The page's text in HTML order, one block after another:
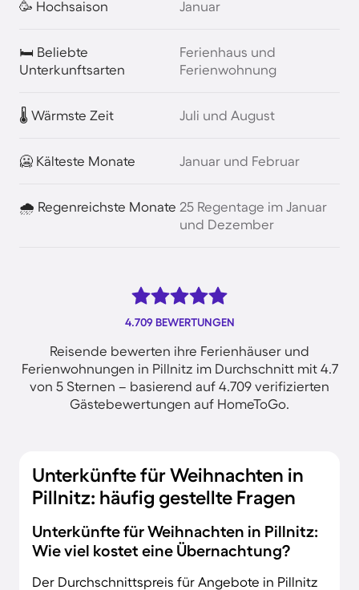
🥳 Hochsaison Januar
🛏️ Beliebte
Unterkunftsarten
Ferienhaus und
Ferienwohnung
🌡️ Wärmste Zeit Juli und August
🥶 Kälteste Monate Januar und Februar
🌧️ Regenreichste Monate 25 Regentage im Januar
und Dezember
4.709 BEWERTUNGEN
Reisende bewerten ihre Ferienhäuser und
Ferienwohnungen in Pillnitz im Durchschnitt mit 4.7
von 5 Sternen – basierend auf 4.709 verifizierten
Gästebewertungen auf HomeToGo.
Unterkünfte für Weihnachten in
Pillnitz: häufig gestellte Fragen
Unterkünfte für Weihnachten in Pillnitz:
Wie viel kostet eine Übernachtung?
Der Durchschnittspreis für Angebote in Pillnitz